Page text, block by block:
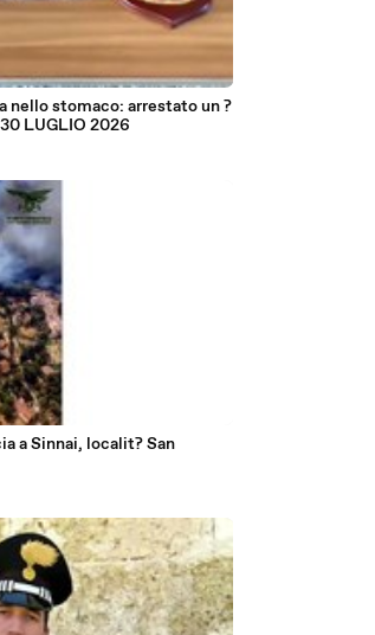
nello stomaco: arrestato un ?
LUGLIO 2026
a Sinnai, localit? San